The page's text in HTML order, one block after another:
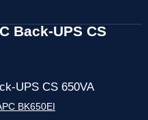
Back-UPS CS
UPS CS 650VA
BK650EI